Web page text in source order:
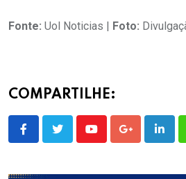
Fonte: Uol Noticias | Foto:
COMPARTILHE:
YoutubeGoogle+